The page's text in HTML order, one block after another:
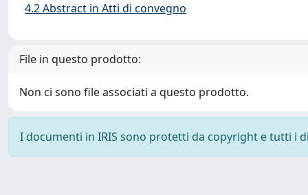
4.2 Abstract in Atti di convegno
File in questo prodotto:
Non ci sono file associati a questo prodotto.
I documenti in IRIS sono protetti da copyright e tutti i